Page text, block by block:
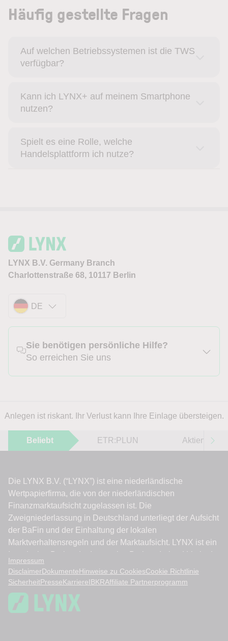
Häufig gestellte Fragen
Auf welchen Betriebssystemen ist die TWS
verfügbar?
Kann ich LYNX+ auf meinem Smartphone
nutzen?
Spielt es eine Rolle, welche
Handelsplattform ich nutze?
LYNX B.V. Germany Branch
Charlottenstraße 68, 10117 Berlin
DE
Sie benötigen persönliche Hilfe?
So erreichen Sie uns
Anlegen ist riskant. Ihr Verlust kann Ihre Einlage übersteigen.
Beliebt ETR:PLUN Aktien im
Impressum
DisclaimerDokumenteHinweise zu CookiesCookie Richtlinie
SicherheitPresseKarriereIBKRAffiliate Partnerprogramm